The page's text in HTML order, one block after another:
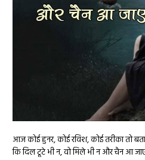
आज कोई हुनर, कोई रविश, कोई तरीका तो
कि दिल टूटे भी न, वो मिले भी न और चैन आ